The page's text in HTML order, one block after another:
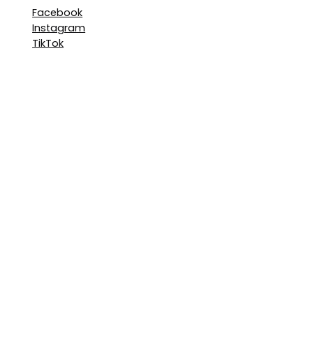
Facebook
Instagram
TikTok